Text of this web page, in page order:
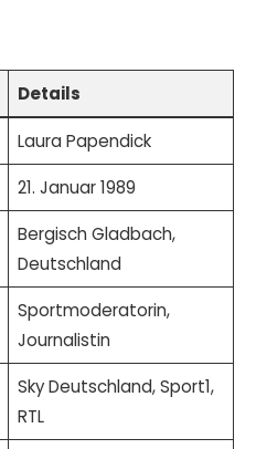
Details
Laura Papendick
21. Januar 1989
Bergisch Gladbach,
Deutschland
Sportmoderatorin,
Journalistin
Sky Deutschland, Sport1,
RTL